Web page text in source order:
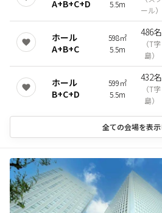
A+B+C+D
5.5m
ール）
ホール
A+B+C
598㎡
5.5m
486名
（T字
島）
ホール
B+C+D
599㎡
5.5m
432名
（T字
島）
全ての会場を表示